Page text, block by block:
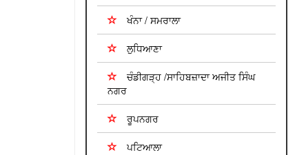
ਖੰਨਾ / ਸਮਰਾਲਾ
ਲੁਧਿਆਣਾ
ਚੰਡੀਗੜ੍ਹ /ਸਾਹਿਬਜ਼ਾਦਾ ਅਜੀਤ ਸਿੰਘ
ਨਗਰ
ਰੂਪਨਗਰ
ਪਟਿਆਲਾ